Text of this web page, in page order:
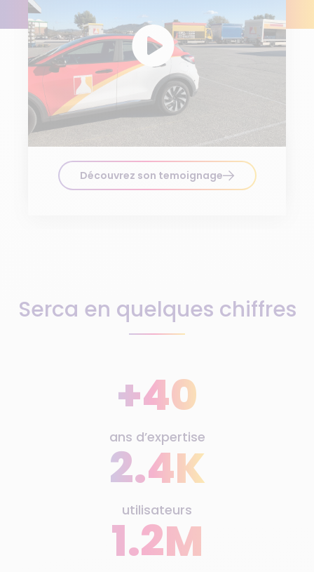
Découvrez son temoignage
Serca en quelques chiffres
+40
ans d’expertise
2.4K
utilisateurs
1.2M